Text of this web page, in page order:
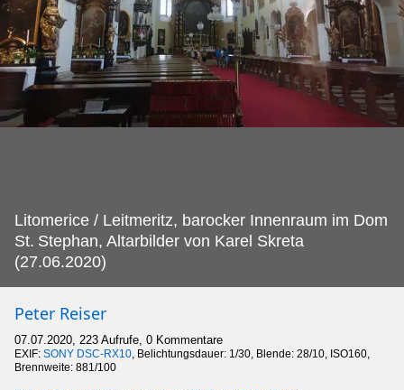
Litomerice / Leitmeritz, barocker Innenraum im Dom
St. Stephan, Altarbilder von Karel Skreta
(27.06.2020)
Peter Reiser
07.07.2020, 223 Aufrufe, 0 Kommentare
EXIF: SONY DSC-RX10, Belichtungsdauer: 1/30, Blende: 28/10, ISO160,
Brennweite: 881/100